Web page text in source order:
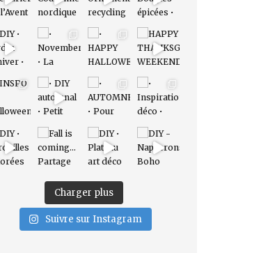
Charger plus
Suivre sur Instagram